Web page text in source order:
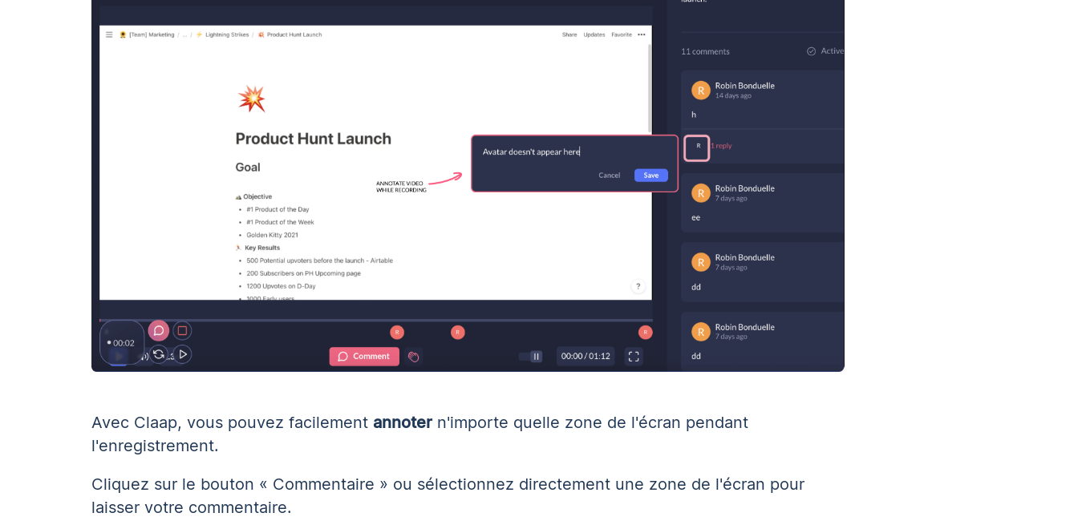
Avec Claap, vous pouvez facilement annotern'importe quelle zone de l'écran pendant
l'enregistrement.
Cliquez sur le bouton « Commentaire » ou sélectionnez directement une zone de l'écran pour
laisser votre commentaire.